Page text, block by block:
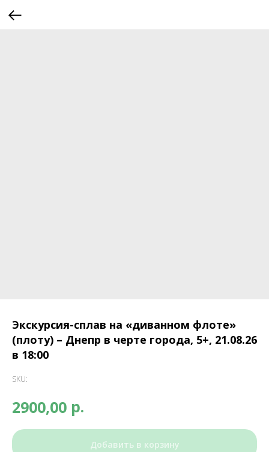
Экскурсия-сплав на «диванном флоте»
(плоту) – Днепр в черте города, 5+, 21.08.26
в 18:00
SKU:
2900,00 р.
Добавить в корзину